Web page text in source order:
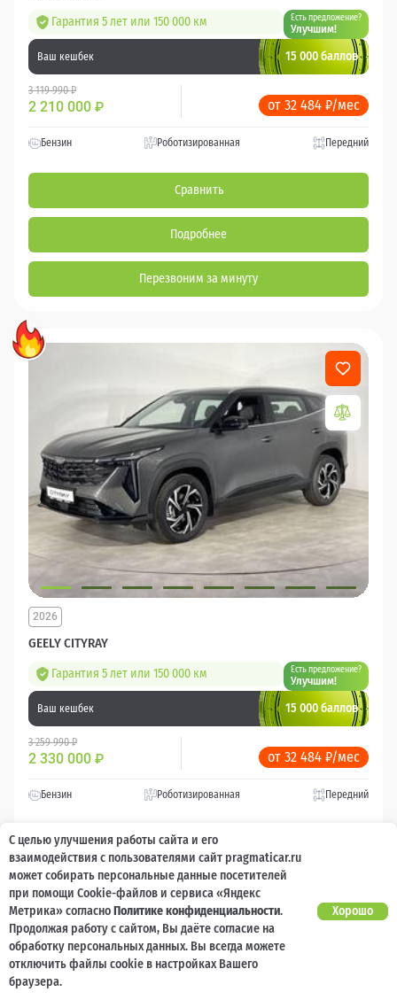
Гарантия 5 лет или 150 000 км Есть предложение?
Улучшим!
Ваш кешбек 15 000 баллов
3 119 990 ₽
2 210 000 ₽ от 32 484 ₽/мес
Бензин Роботизированная Передний
Сравнить
Подробнее
Перезвоним за минуту
GEELY CITYRAY
2026
Гарантия 5 лет или 150 000 км Есть предложение?
Улучшим!
Ваш кешбек 15 000 баллов
3 259 990 ₽
2 330 000 ₽ от 32 484 ₽/мес
Бензин Роботизированная Передний
Сравнить
Подробнее
Перезвоним за минуту
С целью улучшения работы сайта и его
взаимодействия с пользователями сайт pragmaticar.ru
может собирать персональные данные посетителей
при помощи Cookie-файлов и сервиса «Яндекс
Метрика» согласноПолитике конфиденциальности.
Продолжая работу с сайтом, Вы даёте согласие на
обработку персональных данных. Вы всегда можете
отключить файлы cookie в настройках Вашего
браузера.
Хорошо